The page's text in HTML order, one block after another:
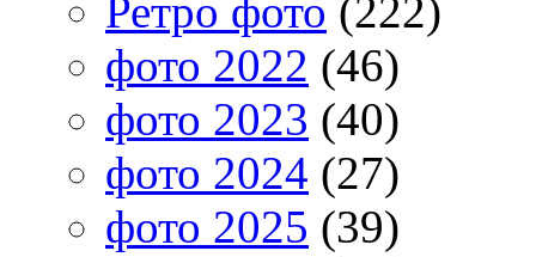
Ретро фото (222)
фото 2022 (46)
фото 2023 (40)
фото 2024 (27)
фото 2025 (39)